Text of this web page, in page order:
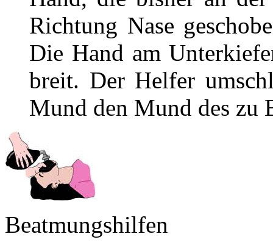
Richtung Nase
Die Hand am
breit. Der Helfer
Mund den Mund des zu
Beatmungshilfen